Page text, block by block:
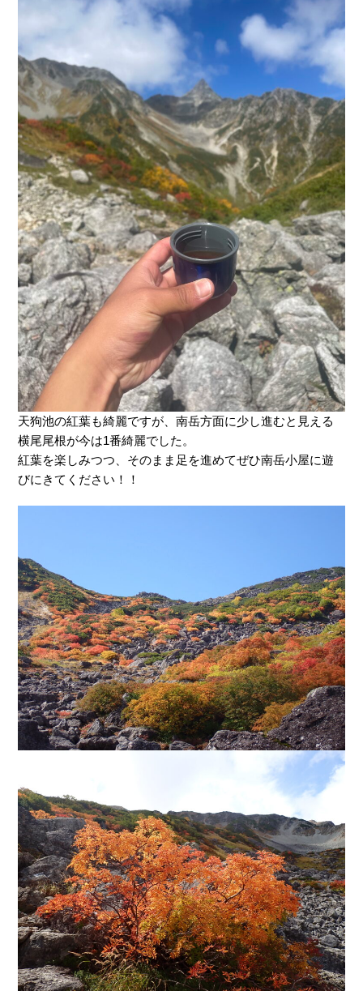
天狗池の紅葉も綺麗ですが、南岳方面に少し進むと見える
横尾尾根が今は1番綺麗でした。
紅葉を楽しみつつ、そのまま足を進めてぜひ南岳小屋に遊
びにきてください！！